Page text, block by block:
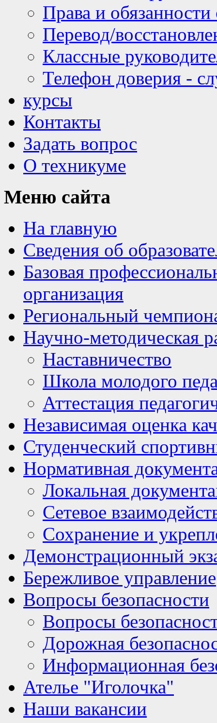
Права и
Перевод/
Классные
Телефон доверия -
курсы
Контакты
Задать вопрос
О техникуме
Меню сайта
На главную
Сведения об
Базовая
организация
Региональный
Научно-методическая
Наставничество
Школа молодого
Аттестация
Независимая оценка
Студенческий
Нормативная
Локальная
Сетевое
Сохранение и
Демонстрационный
Бережливое управление
Вопросы безопасности
Вопросы
Дорожная
Информационная
Ателье "Иголочка"
Наши вакансии